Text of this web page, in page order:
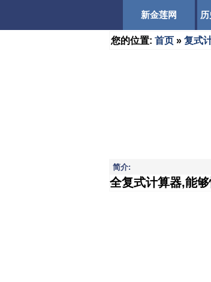
新金莲网
您的位置: 首页 » 复式
简介:
全复式计算器,能